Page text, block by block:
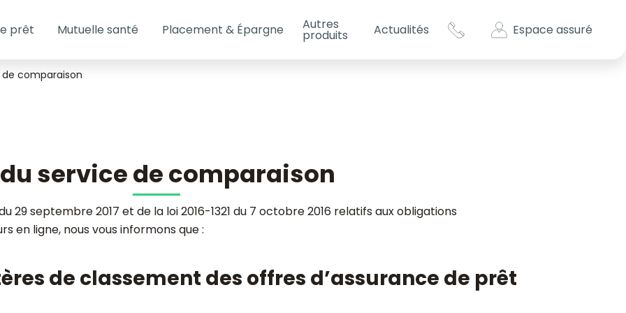
prêt
économisez jusqu'à 60%
Mutuelle santé
Mutuelle Santé Sénior
Placement & Épargne
faire grandir votre épargne ou de réduire vos impôts ?
Autres
produits
Assurance obsèques
Actualités Espace assuré
comparaison
service de comparaison
29 septembre 2017 et de la loi 2016-1321 du 7 octobre 2016 relatifs aux obligations
en ligne, nous vous informons que :
de classement des offres d’assurance de prêt